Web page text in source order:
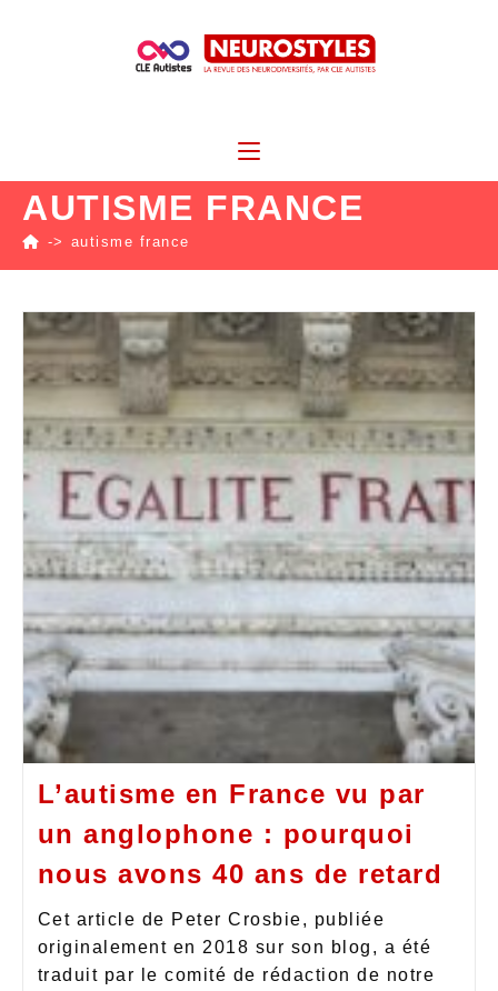
AUTISME FRANCE
-> autisme france
L’autisme en France vu par
un anglophone : pourquoi
nous avons 40 ans de retard
Cet article de Peter Crosbie, publiée
originalement en 2018 sur son blog, a été
traduit par le comité de rédaction de notre